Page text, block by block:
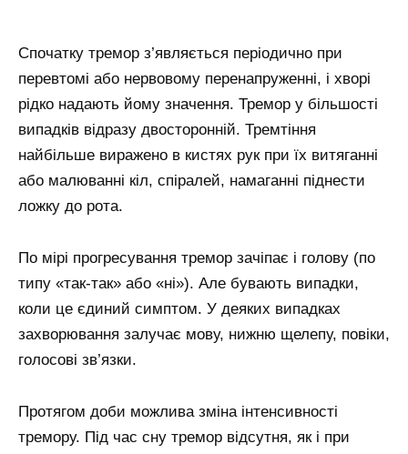
Спочатку тремор з’являється періодично при
перевтомі або нервовому перенапруженні, і хворі
рідко надають йому значення. Тремор у більшості
випадків відразу двосторонній. Тремтіння
найбільше виражено в кистях рук при їх витяганні
або малюванні кіл, спіралей, намаганні піднести
ложку до рота.
По мірі прогресування тремор зачіпає і голову (по
типу «так-так» або «ні»). Але бувають випадки,
коли це єдиний симптом. У деяких випадках
захворювання залучає мову, нижню щелепу, повіки,
голосові зв’язки.
Протягом доби можлива зміна інтенсивності
тремору. Під час сну тремор відсутня, як і при